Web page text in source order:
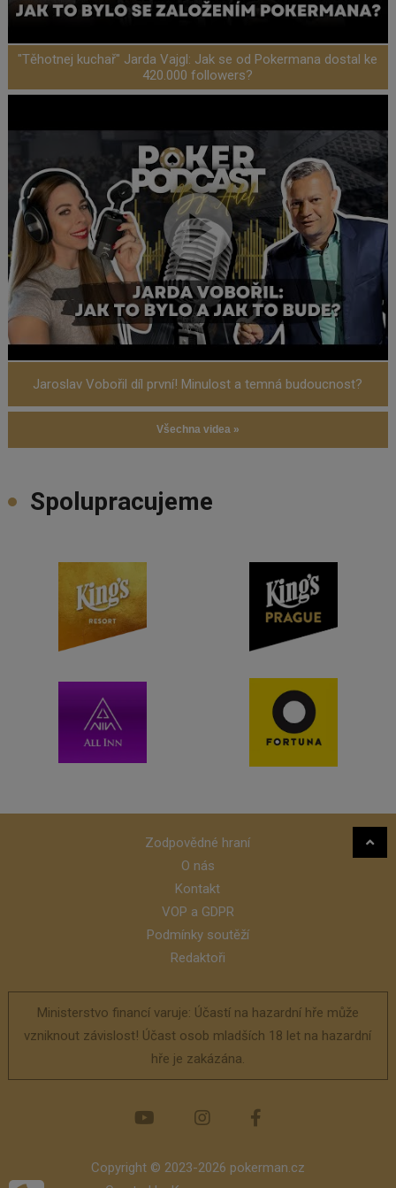
"Těhotnej kuchař" Jarda Vajgl: Jak se od Pokermana dostal ke
420.000 followers?
Jaroslav Vobořil díl první! Minulost a temná budoucnost?
Všechna videa »
Spolupracujeme
Zodpovědné hraní
O nás
Kontakt
VOP a GDPR
Podmínky soutěží
Redaktoři
Ministerstvo financí varuje: Účastí na hazardní hře může
vzniknout závislost! Účast osob mladších 18 let na hazardní
hře je zakázána.
Copyright © 2023-2026 pokerman.cz